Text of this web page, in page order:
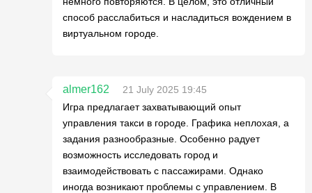
способ расслабиться и насладиться вождением в
виртуальном городе.
almer162
21 July 2025 19:45
Игра предлагает захватывающий опыт
управления такси в городе. Графика неплохая, а
задания разнообразные. Особенно радует
возможность исследовать город и
взаимодействовать с пассажирами. Однако
иногда возникают проблемы с управлением. В